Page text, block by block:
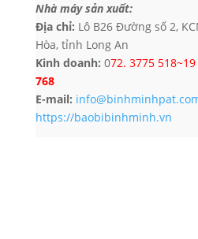
Nhà máy sản xuất:
Địa chỉ: Lô B26 Đường số 2,
Hòa, tỉnh Long An
Kinh doanh: 072. 3775 518~19
768
E-mail:
https://baobibinhminh.vn